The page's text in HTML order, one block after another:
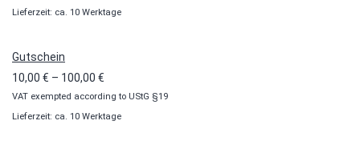
Lieferzeit: ca. 10 Werktage
Gutschein
10,00 € – 100,00 €
10,00 €
bis
VAT exempted according to UStG §19
Lieferzeit: ca. 10 Werktage